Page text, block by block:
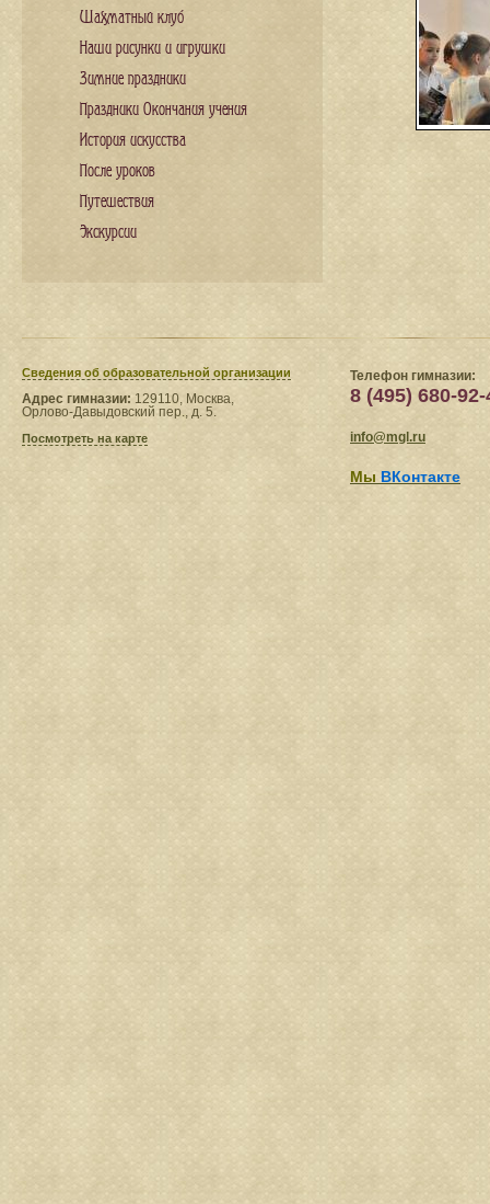
Шахматный клуб
Наши рисунки и игрушки
Зимние праздники
Праздники Окончания учения
История искусства
После уроков
Путешествия
Экскурсии
Сведения​ об образовательной организации
Адрес гимназии: 129110, Москва,
Орлово-Давыдовский пер., д. 5.
Посмотреть на карте
Телефон гимназии:
8 (495) 680-92-
info@mgl.ru
Мы ВКонтакте